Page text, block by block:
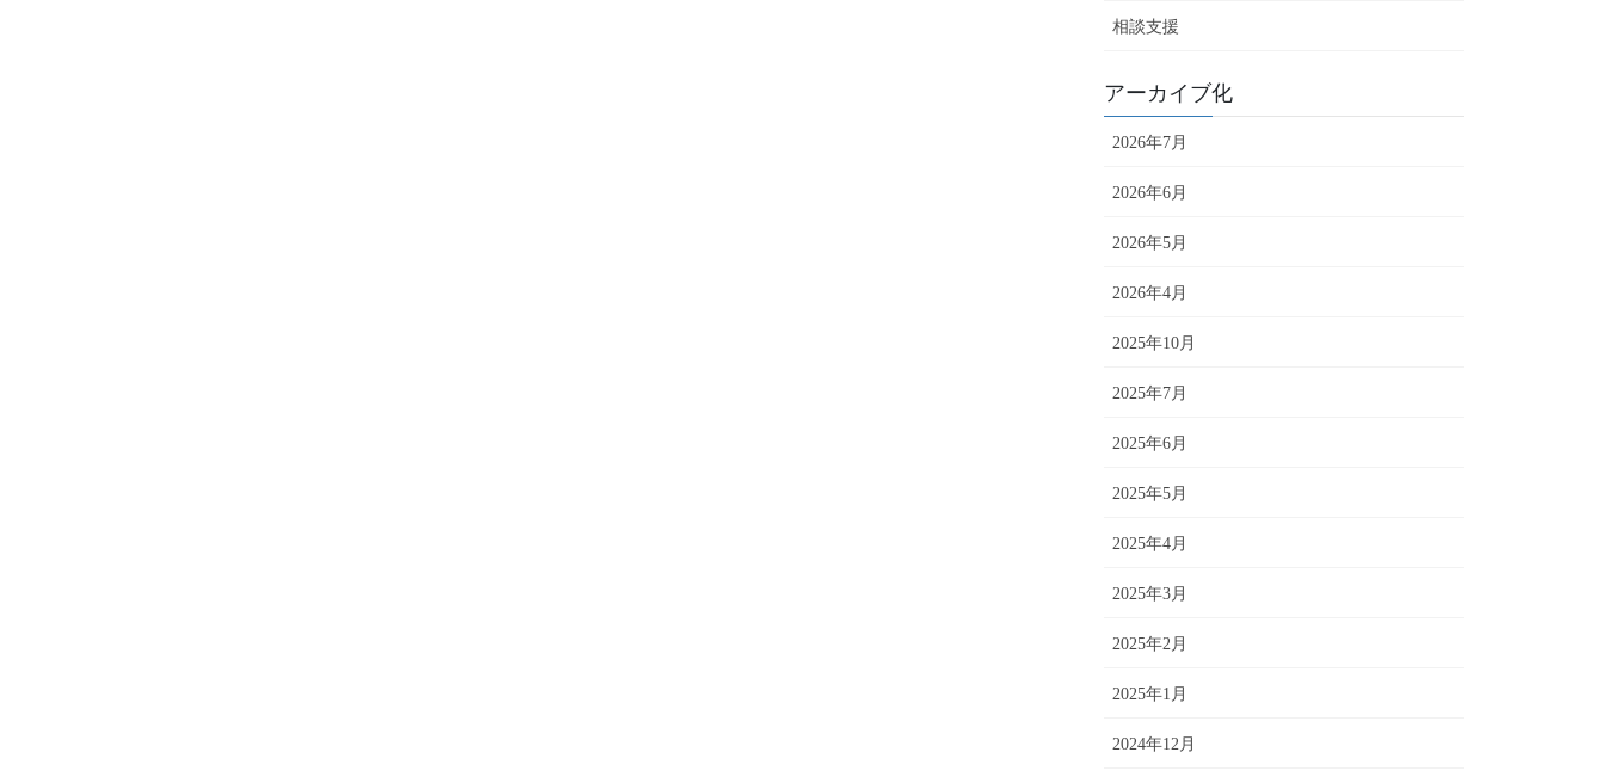
相談支援
アーカイブ化
2026年7月
2026年6月
2026年5月
2026年4月
2025年10月
2025年7月
2025年6月
2025年5月
2025年4月
2025年3月
2025年2月
2025年1月
2024年12月